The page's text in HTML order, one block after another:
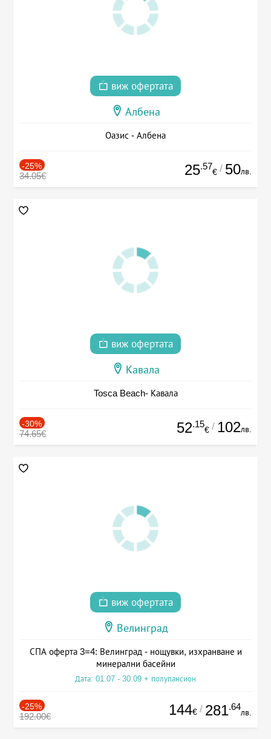
виж офертата
Албена
Оазис - Албена
-25%
34.05€ 25.57
€ / 50лв.
виж офертата
Кавала
Tosca Beach- Кавала
-30%
74.65€ 52.15
€ / 102лв.
виж офертата
Велинград
СПА оферта 3=4: Велинград - нощувки, изхранване и
минерални басейни
Дата: 01.07 - 30.09 + полупансион
-25%
192.00€ 144€ / 281.64
лв.